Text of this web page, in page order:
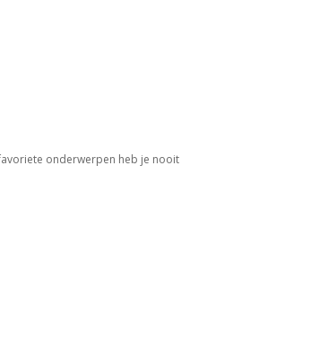
onderwerpen heb je nooit